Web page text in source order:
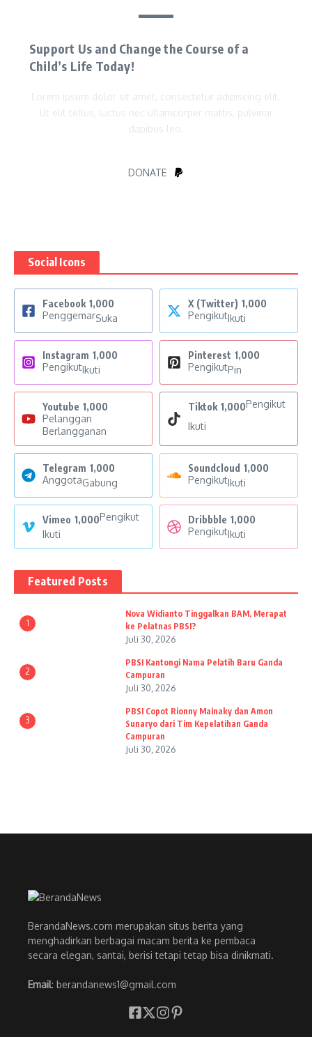
Support Us and Change the Course of a
Child’s Life Today!
Lorem ipsum dolor sit amet, consectetur adipiscing elit.
Ut elit tellus, luctus nec ullamcorper mattis, pulvinar
dapibus leo.
DONATE
Social Icons
Facebook 1,000
PenggemarSuka
X (Twitter) 1,000
PengikutIkuti
Instagram 1,000
PengikutIkuti
Pinterest 1,000
PengikutPin
Youtube 1,000
Pelanggan
Berlangganan
Tiktok 1,000Pengikut
Ikuti
Telegram 1,000
AnggotaGabung
Soundcloud 1,000
PengikutIkuti
Vimeo 1,000Pengikut
Ikuti
Dribbble 1,000
PengikutIkuti
Featured Posts
1
Nova Widianto Tinggalkan BAM, Merapat
ke Pelatnas PBSI?
Juli 30, 2026
2
PBSI Kantongi Nama Pelatih Baru Ganda
Campuran
Juli 30, 2026
3
PBSI Copot Rionny Mainaky dan Amon
Sunaryo dari Tim Kepelatihan Ganda
Campuran
Juli 30, 2026
BerandaNews.com merupakan situs berita yang
menghadirkan berbagai macam berita ke pembaca
secara elegan, santai, berisi tetapi tetap bisa dinikmati.
Email: berandanews1@gmail.com